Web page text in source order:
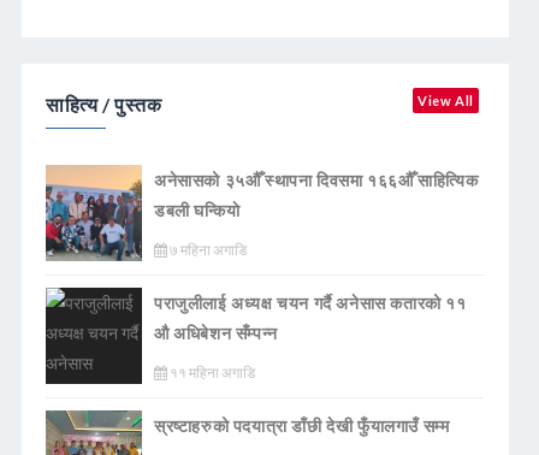
साहित्य / पुस्तक View All
अनेसासको ३५औँ स्थापना दिवसमा १६६औँ साहित्यिक
डबली घन्कियाे
७ महिना अगाडि
पराजुलीलाई अध्यक्ष चयन गर्दै अनेसास कतारको ११
औ अधिबेशन सँम्पन्न
११ महिना अगाडि
स्रष्टाहरुको पदयात्रा डाँछी देखी फुँयालगाउँ सम्म